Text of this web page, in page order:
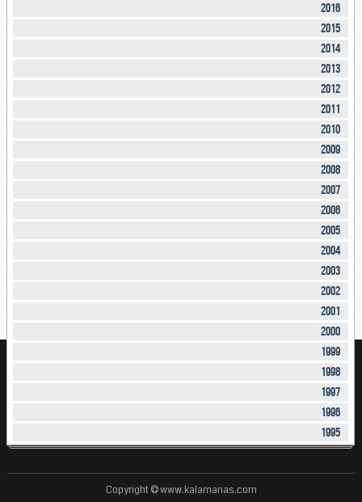
2016
2015
2014
2013
2012
2011
2010
2009
2008
2007
2006
2005
2004
2003
2002
2001
2000
1999
1998
1997
1996
1995
Copyright © www.kalamanas.com